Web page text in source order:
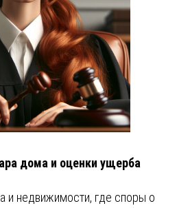
дома и оценки ущерба
и недвижимости, где споры о